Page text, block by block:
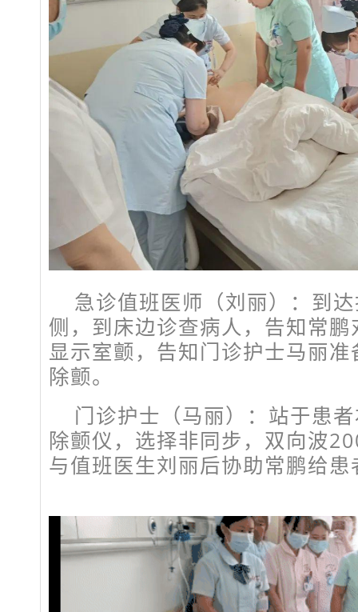
急诊值班医师（刘丽）： 到
侧，到床边诊查病人，告知常
显示室颤，告知门诊护士马丽
除颤。
门诊护士（马丽）：站于患
除颤仪，选择非同步，双向波
与值班医生刘丽后协助常鹏给患